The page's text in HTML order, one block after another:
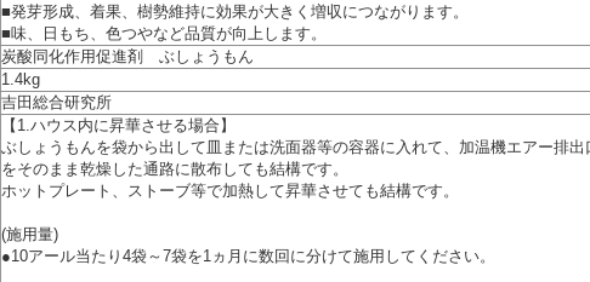
■発芽形成、着果、樹勢維持に効果が大きく増収につながります。
■味、日もち、色つやなど品質が向上します。
炭酸同化作用促進剤 ぶしょうもん
1.4kg
吉田総合研究所
【1.ハウス内に昇華させる場合】
ぶしょうもんを袋から出して皿または洗面器等の容器に入れて、加温機エアー排
をそのまま乾燥した通路に散布しても結構です。
ホットプレート、ストーブ等で加熱して昇華させても結構です。
(施用量)
●10アール当たり4袋～7袋を1ヵ月に数回に分けて施用してください。